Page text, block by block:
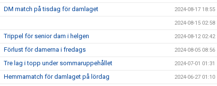
DM match på tisdag för damlaget 2024-08-17 18:55
2024-08-15 02:58
Trippel för senior dam i helgen 2024-08-12 02:42
Förlust för damerna i fredags 2024-08-05 08:56
Tre lag i topp under sommaruppehållet 2024-07-01 01:31
Hemmamatch för damlaget på lördag 2024-06-27 01:10